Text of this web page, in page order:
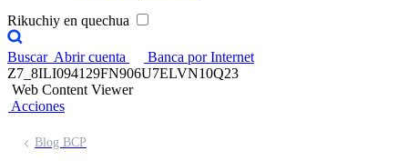
Rikuchiy en quechua
Buscar Abrir cuenta
Banca por Internet
Z7_8ILI094129FN906U7ELVN10Q23
Web Content Viewer
Acciones
Blog BCP